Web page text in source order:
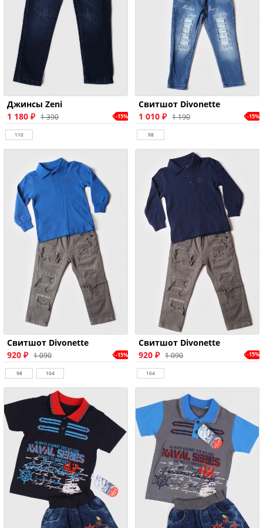
Джинсы Zeni
1 180 ₽ 1 390 -15%
110
Свитшот Divonette
1 010 ₽ 1 190 -15%
98
Свитшот Divonette
920 ₽ 1 090 -15%
98 104
Свитшот Divonette
920 ₽ 1 090 -15%
104